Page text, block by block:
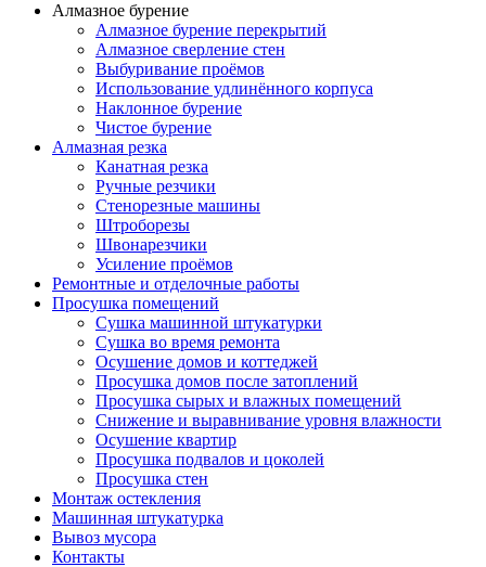
Алмазное бурение
Алмазное бурение перекрытий
Алмазное сверление стен
Выбуривание проёмов
Использование удлинённого корпуса
Наклонное бурение
Чистое бурение
Алмазная резка
Канатная резка
Ручные резчики
Стенорезные машины
Штроборезы
Швонарезчики
Усиление проёмов
Ремонтные и отделочные работы
Просушка помещений
Сушка машинной штукатурки
Сушка во время ремонта
Осушение домов и коттеджей
Просушка домов после затоплений
Просушка сырых и влажных помещений
Снижение и выравнивание уровня влажности
Осушение квартир
Просушка подвалов и цоколей
Просушка стен
Монтаж остекления
Машинная штукатурка
Вывоз мусора
Контакты